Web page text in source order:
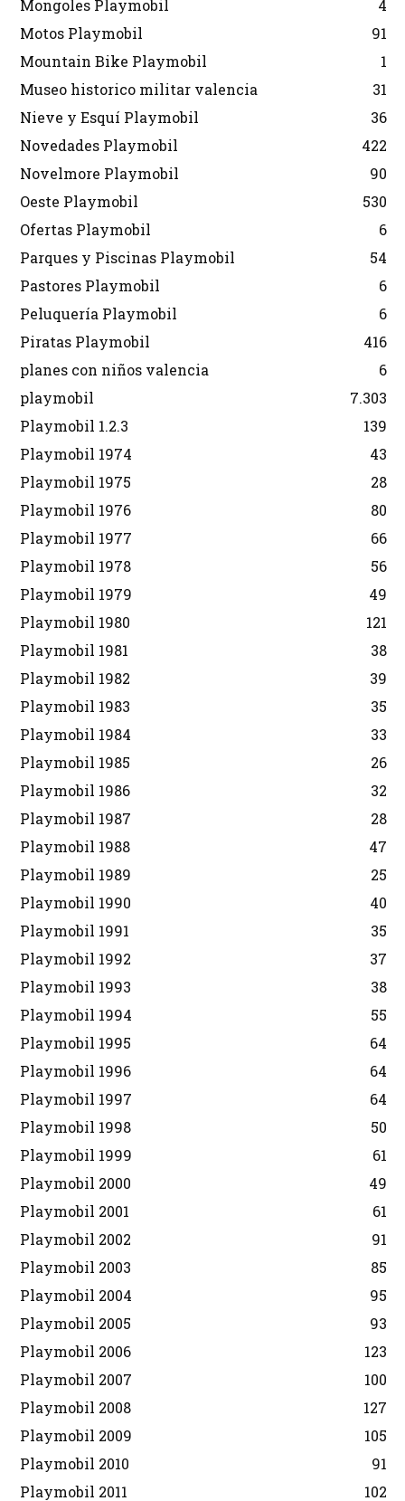
Mongoles Playmobil
4
Motos Playmobil
91
Mountain Bike Playmobil
1
Museo historico militar valencia
31
Nieve y Esquí Playmobil
36
Novedades Playmobil
422
Novelmore Playmobil
90
Oeste Playmobil
530
Ofertas Playmobil
6
Parques y Piscinas Playmobil
54
Pastores Playmobil
6
Peluquería Playmobil
6
Piratas Playmobil
416
planes con niños valencia
6
playmobil
7.303
Playmobil 1.2.3
139
Playmobil 1974
43
Playmobil 1975
28
Playmobil 1976
80
Playmobil 1977
66
Playmobil 1978
56
Playmobil 1979
49
Playmobil 1980
121
Playmobil 1981
38
Playmobil 1982
39
Playmobil 1983
35
Playmobil 1984
33
Playmobil 1985
26
Playmobil 1986
32
Playmobil 1987
28
Playmobil 1988
47
Playmobil 1989
25
Playmobil 1990
40
Playmobil 1991
35
Playmobil 1992
37
Playmobil 1993
38
Playmobil 1994
55
Playmobil 1995
64
Playmobil 1996
64
Playmobil 1997
64
Playmobil 1998
50
Playmobil 1999
61
Playmobil 2000
49
Playmobil 2001
61
Playmobil 2002
91
Playmobil 2003
85
Playmobil 2004
95
Playmobil 2005
93
Playmobil 2006
123
Playmobil 2007
100
Playmobil 2008
127
Playmobil 2009
105
Playmobil 2010
91
Playmobil 2011
102